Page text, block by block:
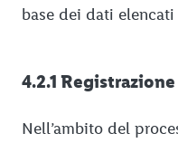
base dei dati
4.2.1
Nell’ambito del